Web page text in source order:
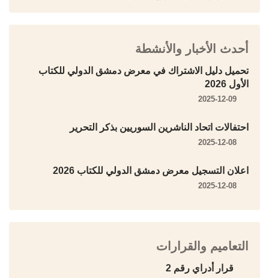
أحدث الأخبار والأنشطة
تحميل دليل الاشتراك في معرض دمشق الدولي للكتاب
الأول 2026
2025-12-09
احتفالات اتحاد الناشرين السوريين بذكر التحرير
2025-12-08
اعلان التسجيل معرض دمشق الدولي للكتاب 2026
2025-12-08
التعاميم والقرارات
قرار أدراي رقم 2